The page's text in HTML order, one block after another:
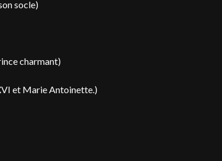
socle)
charmant)
et Marie Antoinette.)